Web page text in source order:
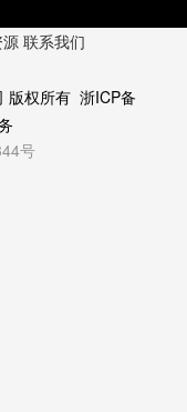
源 联系我们
版权所有 浙ICP备
号